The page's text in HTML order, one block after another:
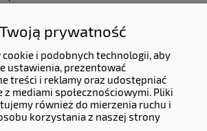
Park Road,
EN4 9QG
prywatność
i podobnych technologii, aby
ustawienia, prezentować
treści i reklamy oraz udostępniać
mediami społecznościowymi. Pliki
również do mierzenia ruchu i
korzystania z naszej strony